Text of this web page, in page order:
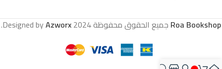
فيها، وتفصل بين ما قد تحتوي عليه
من مضمون علمي وما تنطوي عليه
Roa Bookshop جميع الحقوق محفوظة2024 Designed by
Azworx
.